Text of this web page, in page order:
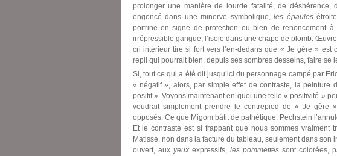
prolonger une manière de lourde fatalité, de déshérence,
engoncé dans une minerve symbolique, les épaules
poitrine en signe de protection ou bien de renoncement
irrépressible gangue, l’isole dans une chape de plomb.
cri intérieur tire si fort vers l’en-dedans que « Je gère » est
repli qui pourrait bien, depuis ses sombres desseins, faire se
Si, tout ce qui a été dit jusqu’ici du personnage campé par
« négatif », alors, par simple effet de contraste, la peinture
positif ». Voyons maintenant en quoi une telle « positivité »
voudrait simplement prendre le contrepied de « Je gère
opposés. Ce que Migom bâtit de pathétique, Pechstein
Et le contraste est si frappant que nous sommes
Matisse, non dans la facture du tableau, seulement dans
ouvert, aux yeuxexpressifs, les pommettessont colorées,